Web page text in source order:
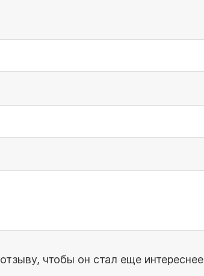
чтобы он стал еще интереснее